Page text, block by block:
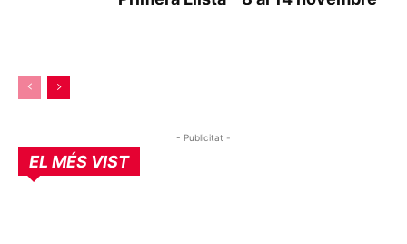
- Publicitat -
EL MÉS VIST